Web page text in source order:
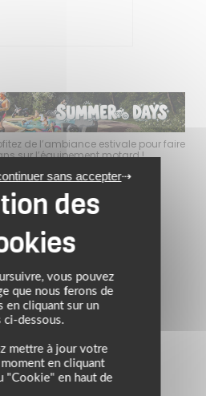
de l’ambiance estivale pour faire
sur l’équipement motard !
vous pouvez
que nous ferons de
en cliquant sur un
ci-dessous.
mettre à jour votre
en cliquant
"Cookie" en haut de
sans accepter